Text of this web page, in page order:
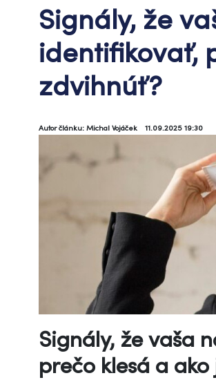
Signály, že
identifikovať,
zdvihnúť?
Autor článku: Michal Vojáček 11.09.2025 19:30
Signály, že vaša
prečo klesá a